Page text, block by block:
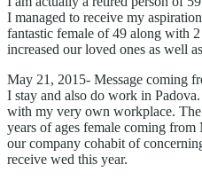
I managed to receive my
fantastic female of 49 along with
increased our loved ones as well
May 21, 2015- Message coming
I stay and also do work in
with my very own workplace.
years of ages female coming
our company cohabit of
receive wed this year.